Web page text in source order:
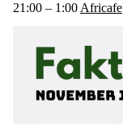
21:00 – 1:00 Africafe